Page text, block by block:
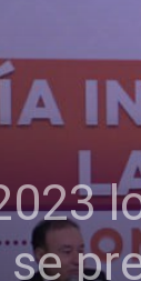
se